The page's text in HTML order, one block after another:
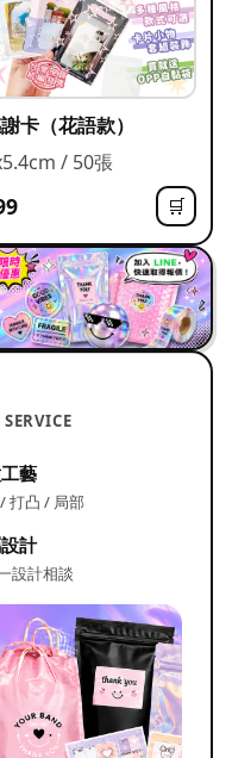
卡（花語款）
/ 50張
🛒
藝
打凸 / 局部
計
設計相談